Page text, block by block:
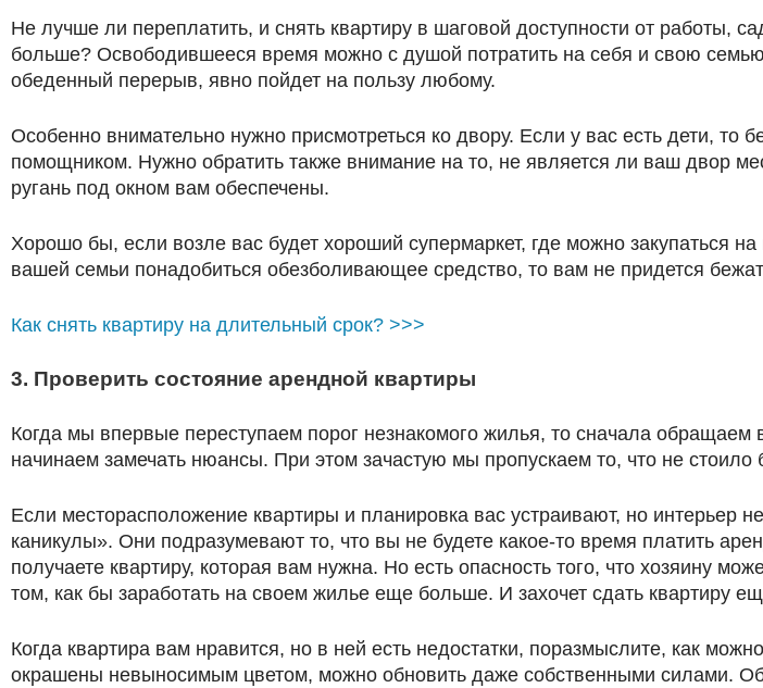
Не лучше ли переплатить, и снять квартиру в шаговой доступности от работы,
больше? Освободившееся время можно с душой потратить на себя и свою
обеденный перерыв, явно пойдет на пользу любому.
Особенно внимательно нужно присмотреться ко двору. Если у вас есть дети,
помощником. Нужно обратить также внимание на то, не является ли ваш двор
ругань под окном вам обеспечены.
Хорошо бы, если возле вас будет хороший супермаркет, где можно закупаться
вашей семьи понадобиться обезболивающее средство, то вам не придется
Как снять квартиру на длительный срок? >>>
3. Проверить состояние арендной квартиры
Когда мы впервые переступаем порог незнакомого жилья, то сначала
начинаем замечать нюансы. При этом зачастую мы пропускаем то, что не стоило
Если месторасположение квартиры и планировка вас устраивают, но интерьер
каникулы». Они подразумевают то, что вы не будете какое-то время платить
получаете квартиру, которая вам нужна. Но есть опасность того, что хозяину
том, как бы заработать на своем жилье еще больше. И захочет сдать квартиру
Когда квартира вам нравится, но в ней есть недостатки, поразмыслите, как
окрашены невыносимым цветом, можно обновить даже собственными силами.